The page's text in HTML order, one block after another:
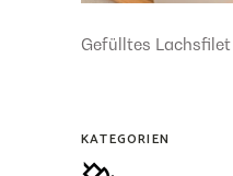
Gefülltes Lachsfilet
KATEGORIEN